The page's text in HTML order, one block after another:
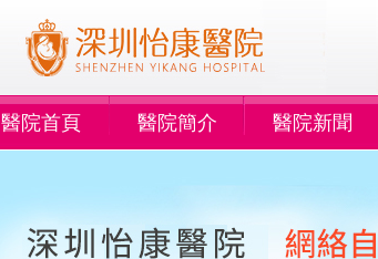
醫院首頁 醫院簡介 醫院新聞